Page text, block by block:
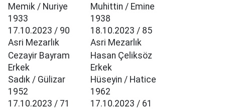
Memik / Nuriye
1933
17.10.2023 / 90
Asri Mezarlık
Muhittin / Emine
1938
18.10.2023 / 85
Asri Mezarlık
Cezayir Bayram
Erkek
Sadık / Gülizar
1952
17.10.2023 / 71
Hasan Çeliksöz
Erkek
Hüseyin / Hatice
1962
17.10.2023 / 61